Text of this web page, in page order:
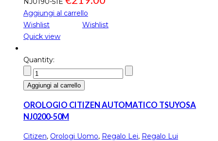
Aggiungi al carrello
Wishlist
Wishlist
Quick view
Quantity:
Aggiungi al carrello
OROLOGIO CITIZEN AUTOMATICO TSUYOSA
NJ0200-50M
Citizen, Orologi Uomo, Regalo Lei, Regalo Lui